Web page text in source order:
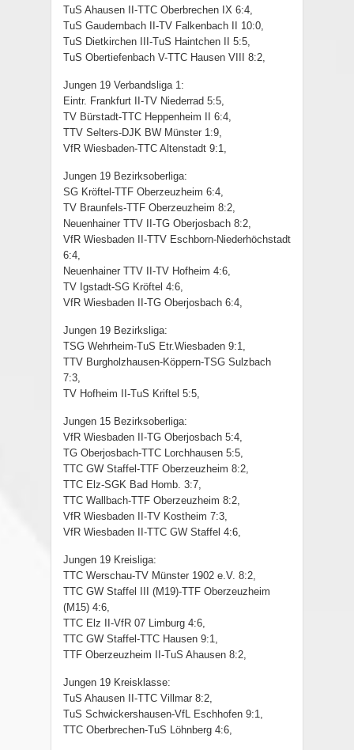
TuS Ahausen II-TTC Oberbrechen IX 6:4,
TuS Gaudernbach II-TV Falkenbach II 10:0,
TuS Dietkirchen III-TuS Haintchen II 5:5,
TuS Obertiefenbach V-TTC Hausen VIII 8:2,
Jungen 19 Verbandsliga 1:
Eintr. Frankfurt II-TV Niederrad 5:5,
TV Bürstadt-TTC Heppenheim II 6:4,
TTV Selters-DJK BW Münster 1:9,
VfR Wiesbaden-TTC Altenstadt 9:1,
Jungen 19 Bezirksoberliga:
SG Kröftel-TTF Oberzeuzheim 6:4,
TV Braunfels-TTF Oberzeuzheim 8:2,
Neuenhainer TTV II-TG Oberjosbach 8:2,
VfR Wiesbaden II-TTV Eschborn-Niederhöchstadt
6:4,
Neuenhainer TTV II-TV Hofheim 4:6,
TV Igstadt-SG Kröftel 4:6,
VfR Wiesbaden II-TG Oberjosbach 6:4,
Jungen 19 Bezirksliga:
TSG Wehrheim-TuS Etr.Wiesbaden 9:1,
TTV Burgholzhausen-Köppern-TSG Sulzbach
7:3,
TV Hofheim II-TuS Kriftel 5:5,
Jungen 15 Bezirksoberliga:
VfR Wiesbaden II-TG Oberjosbach 5:4,
TG Oberjosbach-TTC Lorchhausen 5:5,
TTC GW Staffel-TTF Oberzeuzheim 8:2,
TTC Elz-SGK Bad Homb. 3:7,
TTC Wallbach-TTF Oberzeuzheim 8:2,
VfR Wiesbaden II-TV Kostheim 7:3,
VfR Wiesbaden II-TTC GW Staffel 4:6,
Jungen 19 Kreisliga:
TTC Werschau-TV Münster 1902 e.V. 8:2,
TTC GW Staffel III (M19)-TTF Oberzeuzheim
(M15) 4:6,
TTC Elz II-VfR 07 Limburg 4:6,
TTC GW Staffel-TTC Hausen 9:1,
TTF Oberzeuzheim II-TuS Ahausen 8:2,
Jungen 19 Kreisklasse:
TuS Ahausen II-TTC Villmar 8:2,
TuS Schwickershausen-VfL Eschhofen 9:1,
TTC Oberbrechen-TuS Löhnberg 4:6,